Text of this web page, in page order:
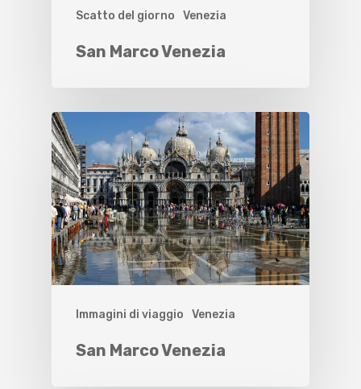
Scatto del giorno Venezia
San Marco Venezia
Immagini di viaggio Venezia
San Marco Venezia